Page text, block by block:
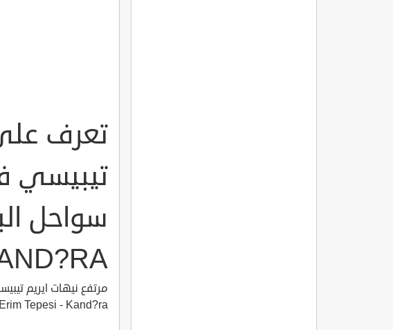
تعرف
تيبيسي
Erim Tepesi - Kand?ra